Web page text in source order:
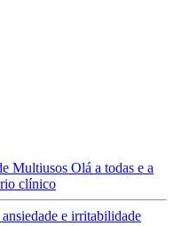
Multiusos Olá a todas e a
clínico
e irritabilidade